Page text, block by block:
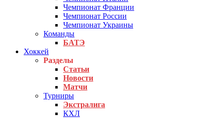
Чемпионат Франции
Чемпионат России
Чемпионат Украины
Команды
БАТЭ
Хоккей
Разделы
Статьи
Новости
Матчи
Турниры
Экстралига
КХЛ